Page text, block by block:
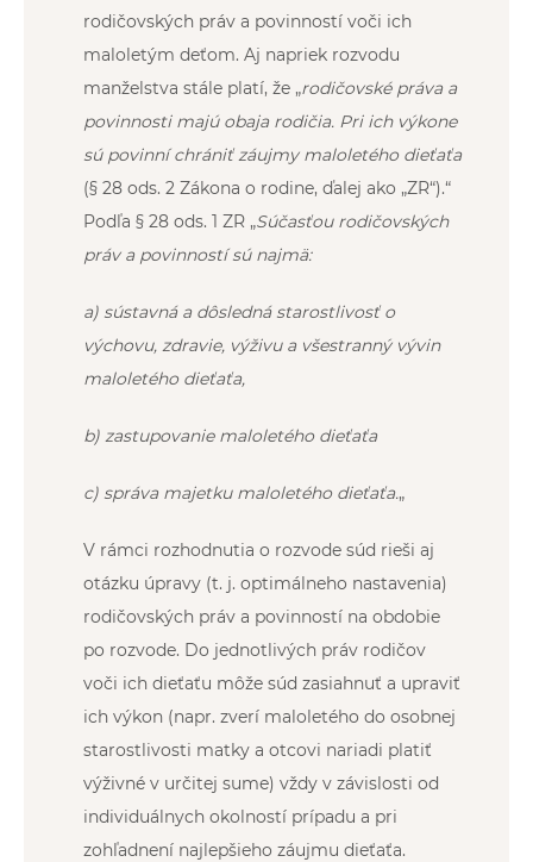
rodičovských práv a povinností voči ich
maloletým deťom. Aj napriek rozvodu
manželstva stále platí, že „rodičovské práva a
povinnosti majú obaja rodičia. Pri ich výkone
sú povinní chrániť záujmy maloletého dieťaťa
(§ 28 ods. 2 Zákona o rodine, ďalej ako „ZR“).“
Podľa § 28 ods. 1 ZR „Súčasťou rodičovských
práv a povinností sú najmä:
a) sústavná a dôsledná starostlivosť o
výchovu, zdravie, výživu a všestranný vývin
maloletého dieťaťa,
b) zastupovanie maloletého dieťaťa
c) správa majetku maloletého dieťaťa.„
V rámci rozhodnutia o rozvode súd rieši aj
otázku úpravy (t. j. optimálneho nastavenia)
rodičovských práv a povinností na obdobie
po rozvode. Do jednotlivých práv rodičov
voči ich dieťaťu môže súd zasiahnuť a upraviť
ich výkon (napr. zverí maloletého do osobnej
starostlivosti matky a otcovi nariadi platiť
výživné v určitej sume) vždy v závislosti od
individuálnych okolností prípadu a pri
zohľadnení najlepšieho záujmu dieťaťa.